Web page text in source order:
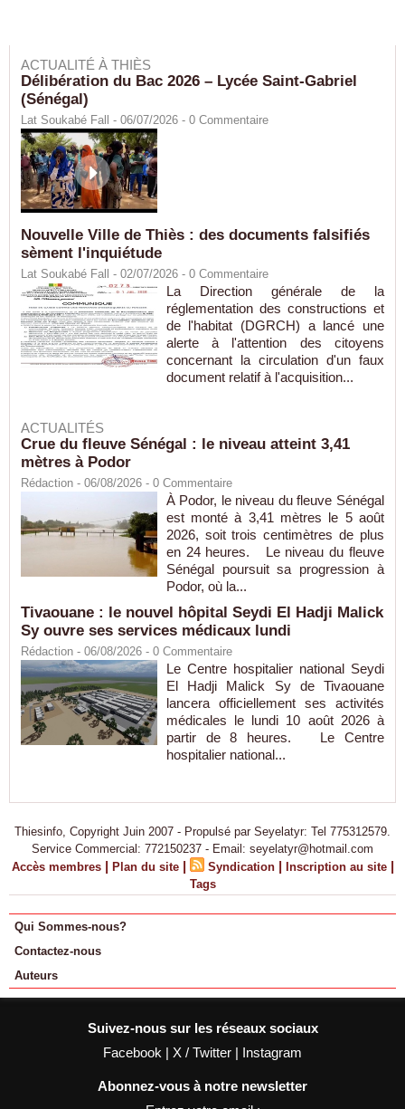
ACTUALITÉ À THIÈS
Délibération du Bac 2026 – Lycée Saint-Gabriel
(Sénégal)
Lat Soukabé Fall - 06/07/2026 - 0 Commentaire
Nouvelle Ville de Thiès : des documents falsifiés
sèment l'inquiétude
Lat Soukabé Fall - 02/07/2026 - 0 Commentaire
La Direction générale de la
réglementation des constructions et
de l'habitat (DGRCH) a lancé une
alerte à l'attention des citoyens
concernant la circulation d'un faux
document relatif à l'acquisition...
ACTUALITÉS
Crue du fleuve Sénégal : le niveau atteint 3,41
mètres à Podor
Rédaction - 06/08/2026 - 0 Commentaire
À Podor, le niveau du fleuve Sénégal
est monté à 3,41 mètres le 5 août
2026, soit trois centimètres de plus
en 24 heures. Le niveau du fleuve
Sénégal poursuit sa progression à
Podor, où la...
Tivaouane : le nouvel hôpital Seydi El Hadji Malick
Sy ouvre ses services médicaux lundi
Rédaction - 06/08/2026 - 0 Commentaire
Le Centre hospitalier national Seydi
El Hadji Malick Sy de Tivaouane
lancera officiellement ses activités
médicales le lundi 10 août 2026 à
partir de 8 heures. Le Centre
hospitalier national...
Thiesinfo, Copyright Juin 2007 - Propulsé par Seyelatyr: Tel 775312579.
Service Commercial: 772150237 - Email: seyelatyr@hotmail.com
Accès membres | Plan du site | Syndication | Inscription au site |
Tags
Qui Sommes-nous?
Contactez-nous
Auteurs
Suivez-nous sur les réseaux sociaux
Facebook | X / Twitter | Instagram
Abonnez-vous à notre newsletter